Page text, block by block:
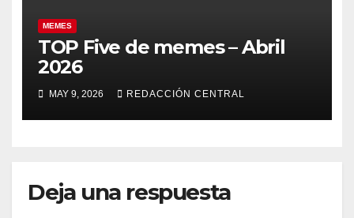
MEMES
TOP Five de memes – Abril
2026
MAY 9, 2026 REDACCIÓN CENTRAL
Deja una respuesta